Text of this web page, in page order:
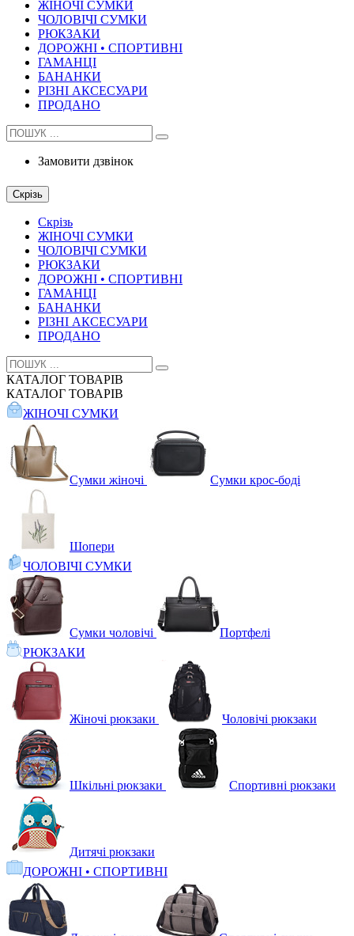
ЖІНОЧІ СУМКИ
ЧОЛОВІЧІ СУМКИ
РЮКЗАКИ
ДОРОЖНІ • СПОРТИВНІ
ГАМАНЦІ
БАНАНКИ
РІЗНІ АКСЕСУАРИ
ПРОДАНО
Замовити дзвінок
Скрізь
Скрізь
ЖІНОЧІ СУМКИ
ЧОЛОВІЧІ СУМКИ
РЮКЗАКИ
ДОРОЖНІ • СПОРТИВНІ
ГАМАНЦІ
БАНАНКИ
РІЗНІ АКСЕСУАРИ
ПРОДАНО
КАТАЛОГ ТОВАРІВ
КАТАЛОГ ТОВАРІВ
ЖІНОЧІ СУМКИ
Сумки жіночі Сумки крос-боді
Шопери
ЧОЛОВІЧІ СУМКИ
Сумки чоловічі
Портфелі
РЮКЗАКИ
Жіночі рюкзаки Чоловічі рюкзаки
Шкільні рюкзаки Спортивні рюкзаки
Дитячі рюкзаки
ДОРОЖНІ • СПОРТИВНІ